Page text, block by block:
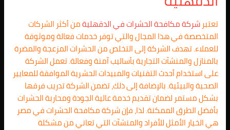
تعتبرشركة مكافحة الحشرات فيالدقهليةمن أكثر الشركات
المتخصصة في هذا المجال والتي توفر خدمات فعالة وموثوقة
للعملاء. تهدف الشركة إلى التخلص من الحشرات المزعجة والمضرة
بالمنازل والمنشآت التجارية بأساليب آمنة وفعالة. تعمل الشركة
على استخدام أحدث التقنيات والمبيدات الحشرية الموافقة للمعايير
الصحية والبيئية. بالإضافة إلى ذلك، تضمن الشركة تدريب فرقها
بشكل مستمر لضمان تقديم خدمة عالية الجودة ومحاربة الحشرات
بأفضل الطرق الممكنة. لذا، فإن شركة مكافحة الحشرات في مصر
هي الخيار الأمثل للأفراد والمنشآت التي تعاني من مشكلة